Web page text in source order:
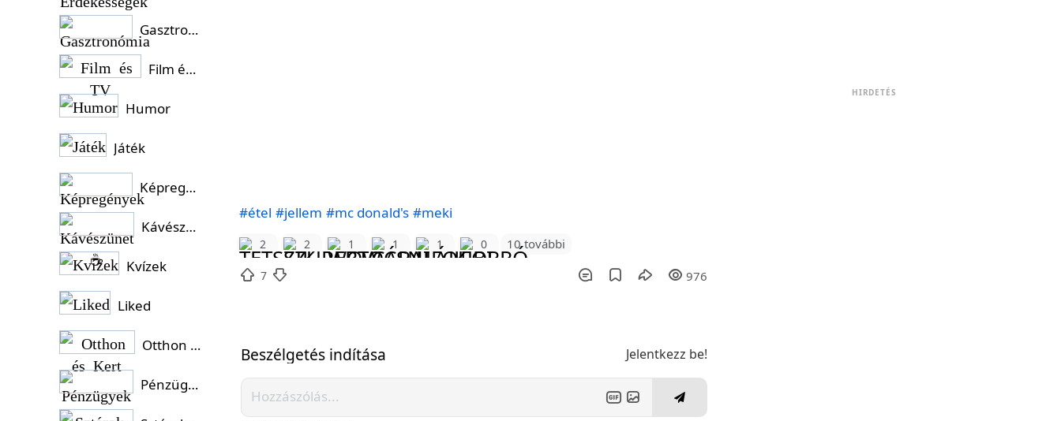
#étel #jellem #mc donald's #meki
2 2 1 1 1 0 10 további
7 976
Beszélgetés indítása Jelentkezz be!
HIRDETÉS
Gasztronómia
Film és TV
Humor
Játék
Képregények
Kávészünet ☕
Kvízek
Liked
Otthon és Kert
Pénzügyek